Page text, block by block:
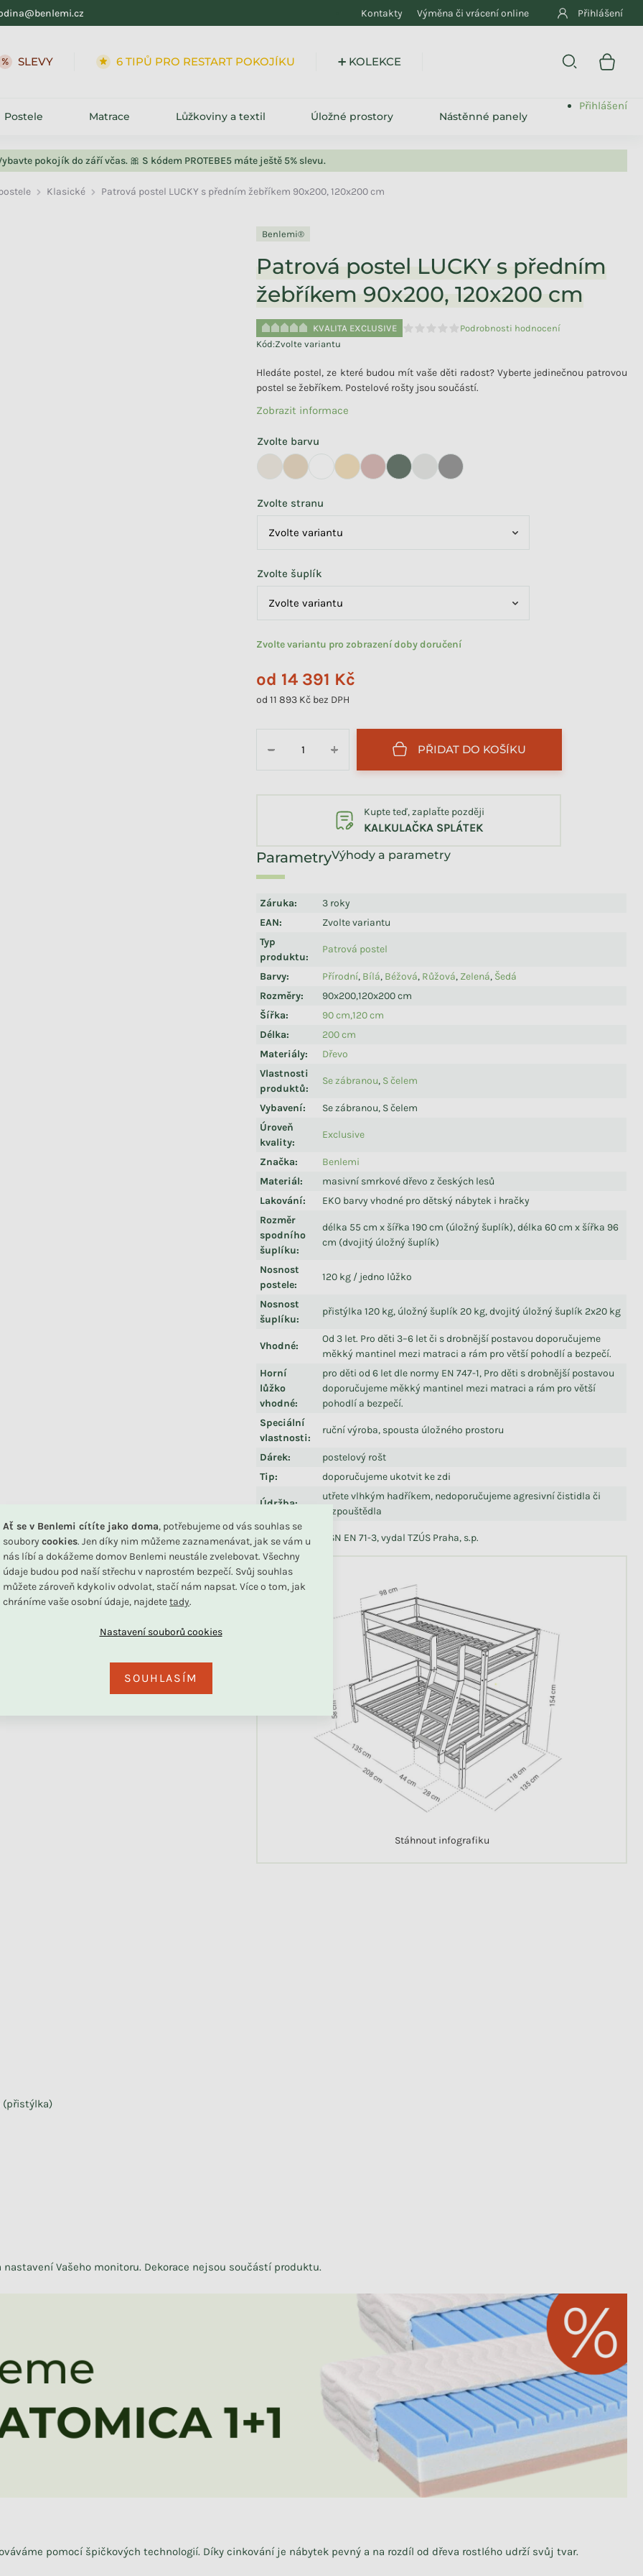
Ať se v Benlemi cítíte jako doma, potřebujeme od vás souhlas se
soubory cookies. Jen díky nim můžeme zaznamenávat, jak se vám u
nás líbí a dokážeme domov Benlemi neustále zvelebovat. Všechny
údaje budou pod naší střechu v naprostém bezpečí. Svůj souhlas
můžete zároveň kdykoliv odvolat, stačí nám napsat. Více o tom, jak
chráníme vaše osobní údaje, najdetetady.
SOUHLASÍM
pokojík do září včas. 🎀 S kódem PROTEBE5 máte ještě 5% slevu.
Kontakty Výměna či vrácení online Přihlášení
SLEVY 6 TIPŮ PRO RESTART POKOJÍKU ➕ KOLEKCE
Postele Matrace Lůžkoviny a textil Úložné prostory Nástěnné panely
Přihlášení
Klasické Patrová postel LUCKY s předním žebříkem 90x200, 120x200 cm
Benlemi®
Patrová postel LUCKY s předním
žebříkem 90x200, 120x200 cm
KVALITA EXCLUSIVE
Průměrné hodnocení produktu je 0,0 z 5
Podrobnosti hodnocení
Kód:Zvolte variantu
od 14 391 Kč
od11 893 Kč bez DPH
Zvolte variantu pro zobrazení doby doručení
Zvolte barvu
Zvolte stranu
Zvolte šuplík
+
− PŘIDAT DO KOŠÍKU
Výhody a parametry
Záruka:
3 roky
EAN:
Zvolte variantu
Typ
produktu:
Patrová postel
Barvy: Přírodní, Bílá, Béžová, Růžová, Zelená, Šedá
Rozměry:
90x200,120x200 cm
Šířka:
90 cm,120 cm
Délka:
200 cm
Materiály:
Dřevo
Vlastnosti
produktů:
Se zábranou, S čelem
Vybavení:
Se zábranou, S čelem
Úroveň
kvality:
Exclusive
Značka:
Benlemi
Materiál:
masivní smrkové dřevo z českých lesů
Lakování:
EKO barvy vhodné pro dětský nábytek i hračky
Rozměr
spodního
šuplíku:
délka 55 cm x šířka 190 cm (úložný šuplík), délka 60 cm x šířka 96
cm (dvojitý úložný šuplík)
Nosnost
postele:
120 kg / jedno lůžko
Nosnost
šuplíku:
přistýlka 120 kg, úložný šuplík 20 kg, dvojitý úložný šuplík 2x20 kg
Vhodné:
Od 3 let. Pro děti 3–6 let či s drobnější postavou doporučujeme
měkký mantinel mezi matraci a rám pro větší pohodlí a bezpečí.
Horní
lůžko
vhodné:
pro děti od 6 let dle normy EN 747-1, Pro děti s drobnější postavou
doporučujeme měkký mantinel mezi matraci a rám pro větší
pohodlí a bezpečí.
Speciální
vlastnosti:
ruční výroba, spousta úložného prostoru
Dárek:
postelový rošt
Tip: doporučujeme ukotvit ke zdi
Údržba:
utřete vlhkým hadříkem, nedoporučujeme agresivní čistidla či
rozpouštědla
Dle
certifikace
ČSN EN 71-3, vydal TZÚS Praha, s.p.
Stáhnout infografiku
Kupte teď, zaplaťte později
KALKULAČKA SPLÁTEK
Hledáte postel, ze které budou mít vaše děti radost? Vyberte jedinečnou patrovou
postel se žebříkem. Postelové rošty jsou součástí.
Zobrazit informace
(přistýlka)
Vašeho monitoru. Dekorace nejsou součástí produktu.
pomocí špičkových technologií. Díky cinkování je nábytek pevný a na rozdíl od dřeva rostlého udrží svůj tvar.
PŘEJÍT DO KOŠÍKU
Související produkty
Jednolůžkové prostěradlo
JERSEY z bavlny
Skladem